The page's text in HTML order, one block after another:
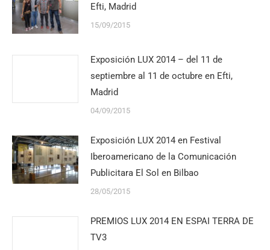
Efti, Madrid
15/09/2015
Exposición LUX 2014 – del 11 de
septiembre al 11 de octubre en Efti,
Madrid
04/09/2015
Exposición LUX 2014 en Festival
Iberoamericano de la Comunicación
Publicitara El Sol en Bilbao
28/05/2015
PREMIOS LUX 2014 EN ESPAI TERRA DE
TV3